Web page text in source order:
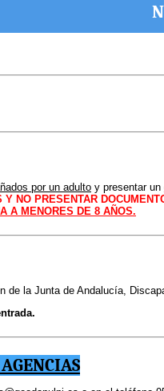
por un adulto y presentar un
NO PRESENTAR
A MENORES DE 8 AÑOS.
de la Junta de Andalucía,